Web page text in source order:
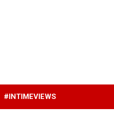
#INTIMEVIEWS